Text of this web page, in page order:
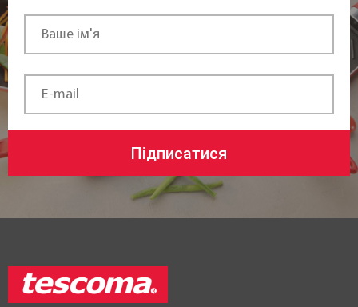
Підписатися